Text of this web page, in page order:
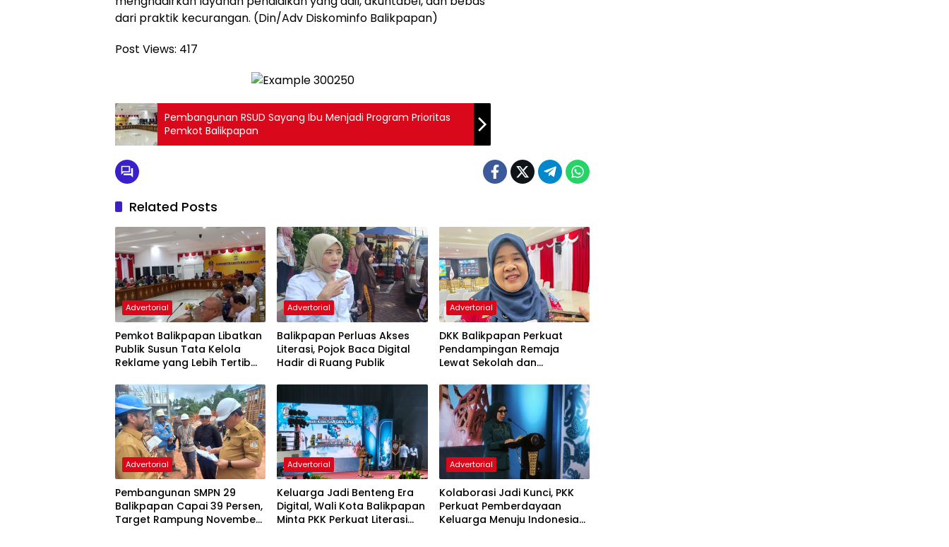
dari praktik kecurangan. (Din/Adv Diskominfo Balikpapan)
Post Views: 417
Pembangunan RSUD Sayang Ibu Menjadi Program Prioritas
Pemkot Balikpapan
Related Posts
Advertorial
Pemkot Balikpapan Libatkan
Publik Susun Tata Kelola
Reklame yang Lebih Tertib
Advertorial
Balikpapan Perluas Akses
Literasi, Pojok Baca Digital
Hadir di Ruang Publik
Advertorial
DKK Balikpapan Perkuat
Pendampingan Remaja
Lewat Sekolah dan
Advertorial
Pembangunan SMPN 29
Balikpapan Capai 39 Persen,
Target Rampung November
Advertorial
Keluarga Jadi Benteng Era
Digital, Wali Kota Balikpapan
Minta PKK Perkuat Literasi
Advertorial
Kolaborasi Jadi Kunci, PKK
Perkuat Pemberdayaan
Keluarga Menuju Indonesia